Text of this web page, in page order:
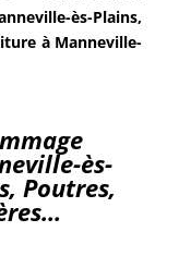
ès-Plains,
à Manneville-
ès-
Poutres,